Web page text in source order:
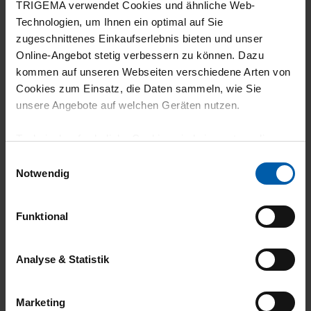
TRIGEMA verwendet Cookies und ähnliche Web-
Technologien, um Ihnen ein optimal auf Sie
zugeschnittenes Einkaufserlebnis bieten und unser
Online-Angebot stetig verbessern zu können. Dazu
kommen auf unseren Webseiten verschiedene Arten von
Cookies zum Einsatz, die Daten sammeln, wie Sie
unsere Angebote auf welchen Geräten nutzen.
Technisch erforderliche Cookies sind eine notwendige
grundlegende Funktionen wie etwa zur Auswahl und
gewährleisten.
Für die Darstellung personalisierter Angebote, Anzeigen
und Inhalte aufgrund Ihres Nutzerverhaltens und Ihres
Zwecke zur Analyse und Optimierung unserer
Notwendig
Funktional
Analyse & Statistik
Marketing
5
Hoher Tragekomfort, einfach toll. Liebe es
Produkt wie beschrieben und passen perfekt!
5